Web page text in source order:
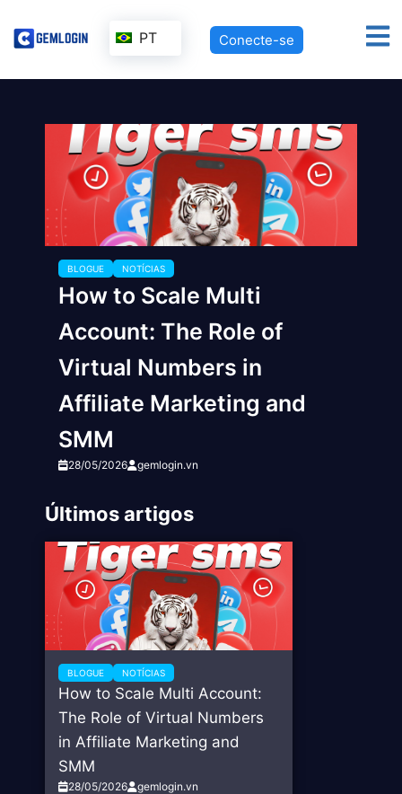
PT Conecte-se
BLOGUE NOTÍCIAS
How to Scale Multi
Account: The Role of
Virtual Numbers in
Affiliate Marketing and
SMM
28/05/2026 gemlogin.vn
Últimos artigos
BLOGUE NOTÍCIAS
How to Scale Multi Account:
The Role of Virtual Numbers
in Affiliate Marketing and
SMM
28/05/2026 gemlogin.vn